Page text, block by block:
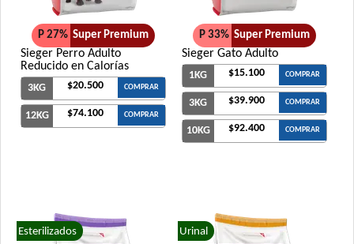
P 27% Super Premium
Sieger Perro Adulto
Reducido en Calorías
3KG $20.500 COMPRAR
12KG $74.100 COMPRAR
P 33% Super Premium
Sieger Gato Adulto
1KG $15.100 COMPRAR
3KG $39.900 COMPRAR
10KG $92.400 COMPRAR
Esterilizados
Urinal